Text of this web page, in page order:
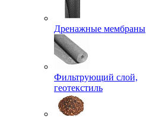
Дренажные мембраны
Фильтрующий слой,
геотекстиль